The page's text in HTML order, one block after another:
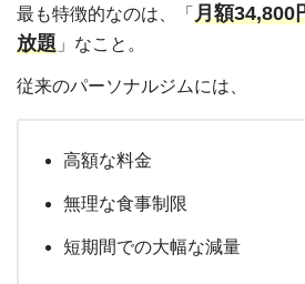
最も特徴的なのは、「 月額34,800
放題 」なこと。
従来のパーソナルジムには、
高額な料金
無理な食事制限
短期間での大幅な減量